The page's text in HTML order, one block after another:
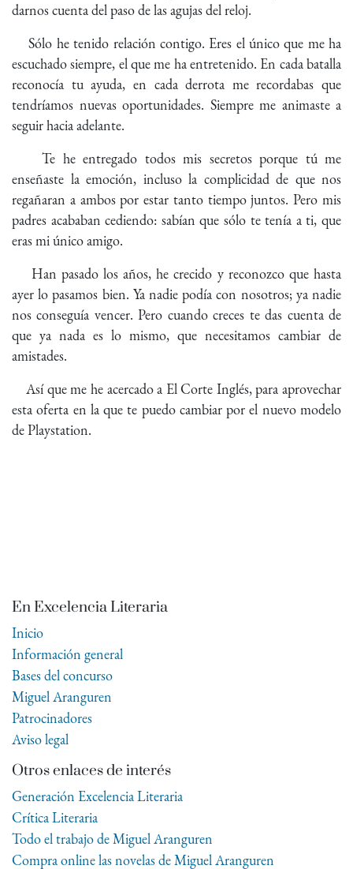
darnos cuenta del paso de las agujas del reloj.
Sólo he tenido relación contigo. Eres el único que me ha
escuchado siempre, el que me ha entretenido. En cada batalla
reconocía tu ayuda, en cada derrota me recordabas que
tendríamos nuevas oportunidades. Siempre me animaste a
seguir hacia adelante.
Te he entregado todos mis secretos porque tú me
enseñaste la emoción, incluso la complicidad de que nos
regañaran a ambos por estar tanto tiempo juntos. Pero mis
padres acababan cediendo: sabían que sólo te tenía a ti, que
eras mi único amigo.
Han pasado los años, he crecido y reconozco que hasta
ayer lo pasamos bien. Ya nadie podía con nosotros; ya nadie
nos conseguía vencer. Pero cuando creces te das cuenta de
que ya nada es lo mismo, que necesitamos cambiar de
amistades.
Así que me he acercado a El Corte Inglés, para aprovechar
esta oferta en la que te puedo cambiar por el nuevo modelo
de Playstation.
En Excelencia Literaria
Inicio
Información general
Bases del concurso
Miguel Aranguren
Patrocinadores
Aviso legal
Otros enlaces de interés
Generación Excelencia Literaria
Crítica Literaria
Todo el trabajo de Miguel Aranguren
Compra online las novelas de Miguel Aranguren